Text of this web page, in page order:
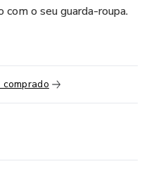
com o seu guarda-roupa.